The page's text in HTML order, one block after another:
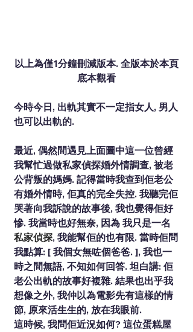
以上為僅1分鐘刪減版本. 全版本於本頁
底本觀看
今時今日, 出軌其實不一定指女人, 男人
也可以出軌的.
最近, 偶然間遇見上面圖中這一位曾經
我幫忙過做私家偵探婚外情調查, 被老
公背叛的媽媽. 記得當時我查到佢老公
有婚外情時, 佢真的完全失控. 我聽完佢
哭著向我訴說的故事後, 我也覺得佢好
慘. 我當時也好無奈, 因為 我只是一名
私家偵探, 我能幫佢的也有限. 當時佢問
我點算: [ 我個女無咗個爸爸. ], 我也一
時之間無語, 不知如何回答. 坦白講: 佢
老公出軌的故事好複雜. 結果也出乎我
想像之外, 我仲以為電影先有這樣的情
節, 原來活生生的, 放在我眼前.
這時候, 我問佢近況如何? 這位蛋糕屋